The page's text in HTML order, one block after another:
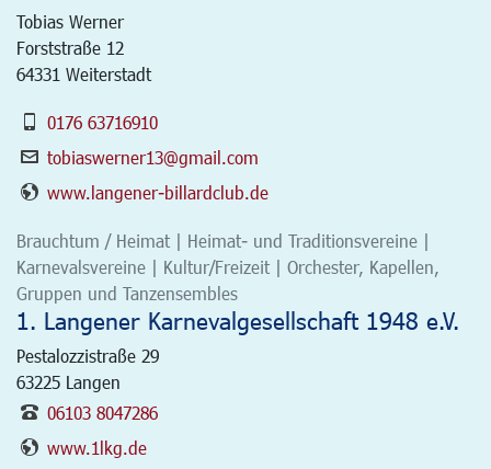
Tobias Werner
Forststraße 12
64331 Weiterstadt
0176 63716910
tobiaswerner13@gmail.com
www.langener-billardclub.de
Brauchtum / Heimat | Heimat- und Traditionsvereine |
Karnevalsvereine | Kultur/Freizeit | Orchester, Kapellen,
Gruppen und Tanzensembles
1. Langener Karnevalgesellschaft 1948 e.V.
Pestalozzistraße 29
63225 Langen
06103 8047286
www.1lkg.de